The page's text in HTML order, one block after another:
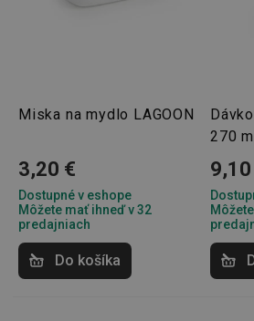
Miska na mydlo LAGOON
3,20 €
Dostupné v eshope
Môžete mať ihneď v 32
predajniach
Do košíka
270